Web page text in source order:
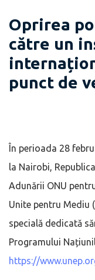
Oprirea
către un
punct de
În perioada 28
la Nairobi,
Adunării ONU
Unite pentru Mediu
specială dedicată
Programului
https://